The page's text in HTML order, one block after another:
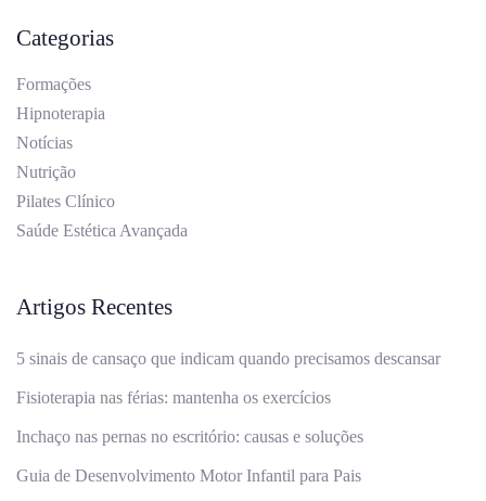
Categorias
Formações
Hipnoterapia
Notícias
Nutrição
Pilates Clínico
Saúde Estética Avançada
Artigos Recentes
5 sinais de cansaço que indicam quando precisamos descansar
Fisioterapia nas férias: mantenha os exercícios
Inchaço nas pernas no escritório: causas e soluções
Guia de Desenvolvimento Motor Infantil para Pais